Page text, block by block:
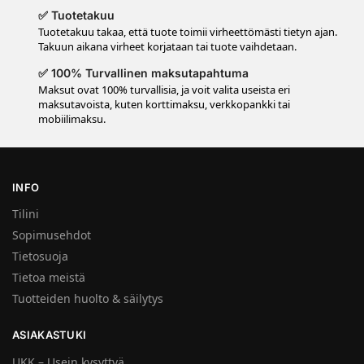
✅ Tuotetakuu
Tuotetakuu takaa, että tuote toimii virheettömästi tietyn ajan.
Takuun aikana virheet korjataan tai tuote vaihdetaan.
✅ 100% Turvallinen maksutapahtuma
Maksut ovat 100% turvallisia, ja voit valita useista eri
maksutavoista, kuten korttimaksu, verkkopankki tai
mobiilimaksu.
INFO
Tilini
Sopimusehdot
Tietosuoja
Tietoa meistä
Tuotteiden huolto & säilytys
ASIAKASTUKI